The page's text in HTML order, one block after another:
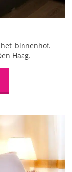
binnenhof.
Haag.